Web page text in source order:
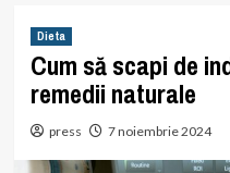
Dieta
Cum să scapi de
remedii naturale
press 7 noiembrie 2024